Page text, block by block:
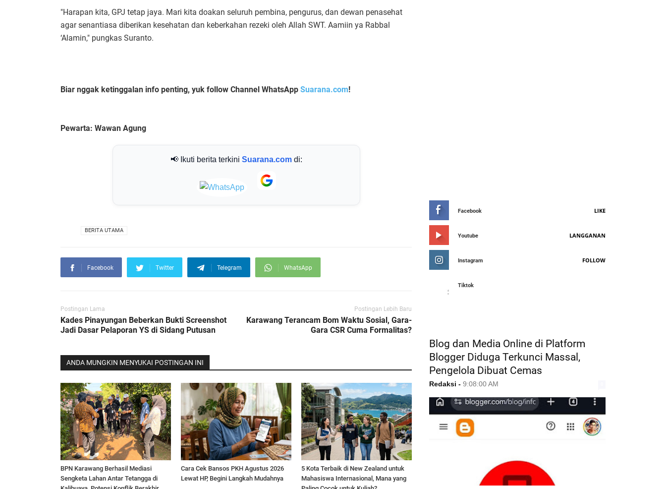
"Harapan kita, GPJ tetap jaya. Mari kita doakan seluruh pembina, pengurus, dan dewan penasehat
agar senantiasa diberikan kesehatan dan keberkahan rezeki oleh Allah SWT. Aamiin ya Rabbal
‘Alamin," pungkas Suranto.
Biar nggak ketinggalan info penting, yuk follow Channel WhatsApp Suarana.com!
Pewarta: Wawan Agung
📢 Ikuti berita terkini Suarana.comdi:
BERITA UTAMA
Facebook Twitter Telegram WhatsApp
Postingan Lama
Kades Pinayungan Beberkan Bukti Screenshot
Jadi Dasar Pelaporan YS di Sidang Putusan
Postingan Lebih Baru
Karawang Terancam Bom Waktu Sosial, Gara-
Gara CSR Cuma Formalitas?
ANDA MUNGKIN MENYUKAI POSTINGAN INI
BPN Karawang Berhasil Mediasi
Sengketa Lahan Antar Tetangga di
Cara Cek Bansos PKH Agustus 2026
Lewat HP, Begini Langkah Mudahnya
5 Kota Terbaik di New Zealand untuk
Mahasiswa Internasional, Mana yang
Facebook LIKE
Youtube LANGGANAN
Instagram FOLLOW
Tiktok
Blog dan Media Online di Platform
Blogger Diduga Terkunci Massal,
Pengelola Dibuat Cemas
Redaksi - 9:08:00 AM